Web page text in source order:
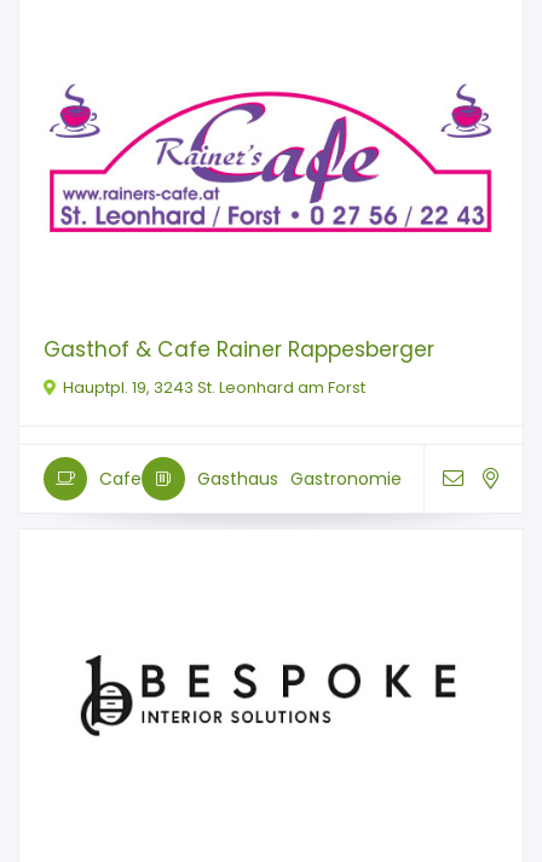
Gasthof & Cafe Rainer Rappesberger
Hauptpl. 19, 3243 St. Leonhard am Forst
Cafe Gasthaus Gastronomie